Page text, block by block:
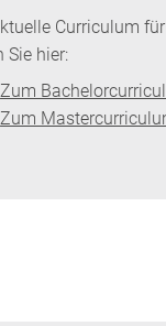
Curriculum
Sie hier:
Zum
Zum